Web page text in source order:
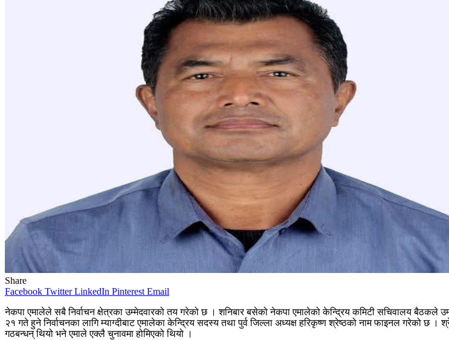
Share
Facebook Twitter LinkedIn Pinterest Email
नेकपा एमालेले सबै निर्वाचन क्षेत्रका उम्मेदवारको तय गरेको छ । शनिबार बसेको नेकपा एमालेको केन्द्रिय कमिटी सचिवालय
२१ गते हुने निर्वाचनका लागि म्याग्दीबाट एमालेका केन्द्रिय सदस्य तथा पुर्व जिल्ला अध्यक्ष हरिकृष्ण श्रेष्ठको नाम फाइनल गरेको छ ।
गठबन्धन् थियो भने एमाले एक्लै चुनावमा होमिएको थियो ।